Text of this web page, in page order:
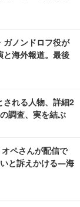
ガノンドロフ役が
と海外報道。最後
される人物、詳細2
調査、実を結ぶ
ペさんが配信で
いと訴えかける―海